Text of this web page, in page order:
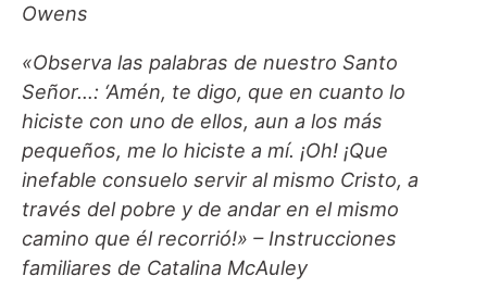
Owens
«Observa las palabras de nuestro Santo
Señor…: ‘Amén, te digo, que en cuanto lo
hiciste con uno de ellos, aun a los más
pequeños, me lo hiciste a mí. ¡Oh! ¡Que
inefable consuelo servir al mismo Cristo, a
través del pobre y de andar en el mismo
camino que él recorrió!» – Instrucciones
familiares de Catalina McAuley